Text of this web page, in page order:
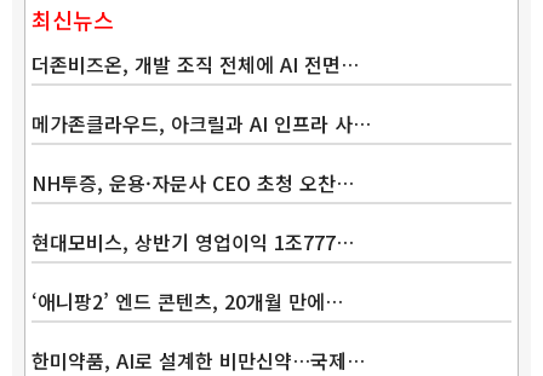
최신뉴스
더존비즈온, 개발 조직 전체에 AI 전면…
메가존클라우드, 아크릴과 AI 인프라 사…
NH투증, 운용·자문사 CEO 초청 오찬…
현대모비스, 상반기 영업이익 1조777…
‘애니팡2’ 엔드 콘텐츠, 20개월 만에…
한미약품, AI로 설계한 비만신약…국제…